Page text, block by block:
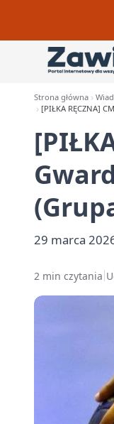
Strona główna
[PIŁKA RĘCZNA]
29 marca
2 min czytania